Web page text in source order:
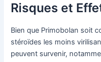
Risques et
Bien que Primobolan soit
stéroïdes les moins
peuvent survenir,